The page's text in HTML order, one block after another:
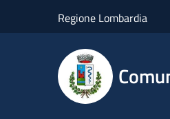
Regione Lombardia